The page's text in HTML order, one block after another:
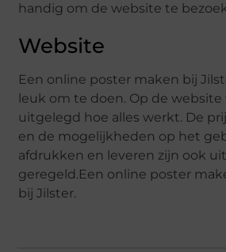
handig om de website te
Website
Een online poster maken bij
leuk om te doen. Op de
uitgelegd hoe alles werkt. De
en de mogelijkheden op het
afdrukken en leveren zijn ook
geregeld.Een online poster
bij Jilster.